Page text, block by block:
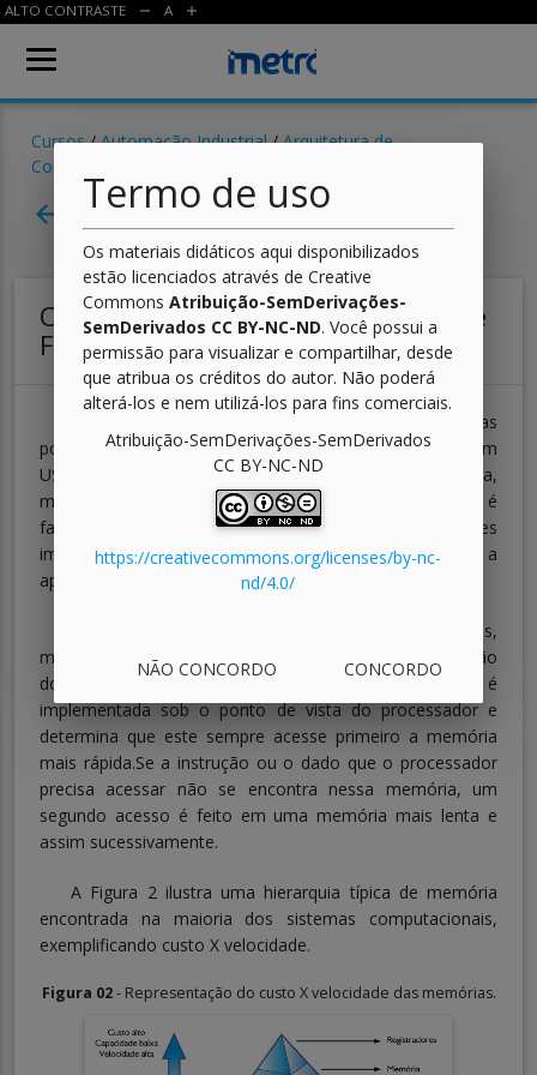
Termo de uso
Os materiais didáticos aqui disponibilizados
estão licenciados através de Creative
Commons Atribuição-SemDerivações-
SemDerivados CC BY-NC-ND. Você possui a
permissão para visualizar e compartilhar, desde
que atribua os créditos do autor. Não poderá
alterá-los e nem utilizá-los para fins comerciais.
Atribuição-SemDerivações-SemDerivados
CC BY-NC-ND
https://creativecommons.org/licenses/by-nc-
nd/4.0/
CONCORDO
NÃO CONCORDO
ALTO CONTRASTE remove A add
Cursos/Automação Industrial/Arquitetura de
Computadores
arrow_back Aula 03 - Memórias
Classificação quanto ao Tamanho e
Funcionalidade
Devido à tecnologia de fabricação, as memórias
possuem diferentes preços (normalmente calculados em
US$/bits) e desempenhos: quanto mais cara é a memória,
mais rápida ela é. Como normalmente o desempenho é
fator crucial em sistemas computacionais, estes
implementam uma hierarquia de memória, de modo a
aproveitar ao máximo o desempenho oferecido por elas.
A hierarquia é necessária porque, devido aos custos,
memórias mais caras são menos usadas na construção
dos sistemas computacionais. A hierarquia é
implementada sob o ponto de vista do processador e
determina que este sempre acesse primeiro a memória
mais rápida.Se a instrução ou o dado que o processador
precisa acessar não se encontra nessa memória, um
segundo acesso é feito em uma memória mais lenta e
assim sucessivamente.
A Figura 2 ilustra uma hierarquia típica de memória
encontrada na maioria dos sistemas computacionais,
exemplificando custo X velocidade.
Figura 02- Representação do custo X velocidade das memórias.